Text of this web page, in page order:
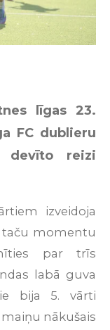
līgas 23.
FC dublieru
devīto reizi
izveidoja
momentu
par trīs
labā guva
bija 5. vārti
nākušais